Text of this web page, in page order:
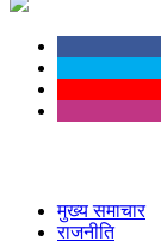
मुख्य समाचार
राजनीति